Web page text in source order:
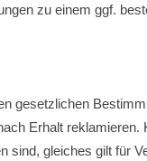
zu einem ggf.
gesetzlichen
Erhalt
sind, gleiches gilt für